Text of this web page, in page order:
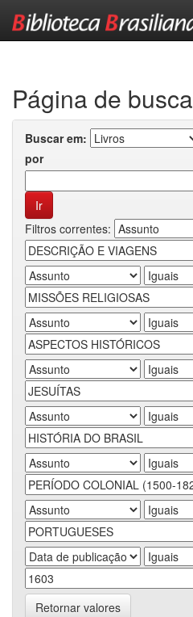
Página de busca
Buscar em:
por
Filtros correntes:
Retornar valores